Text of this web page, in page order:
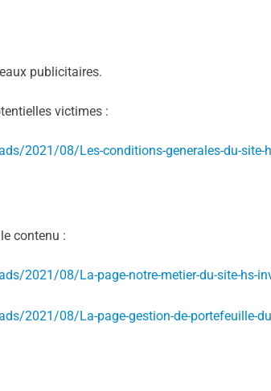
publicitaires.
victimes :
2021/08/Les-conditions-generales-du-site-
contenu :
2021/08/La-page-notre-metier-du-site-hs-
2021/08/La-page-gestion-de-portefeuille-